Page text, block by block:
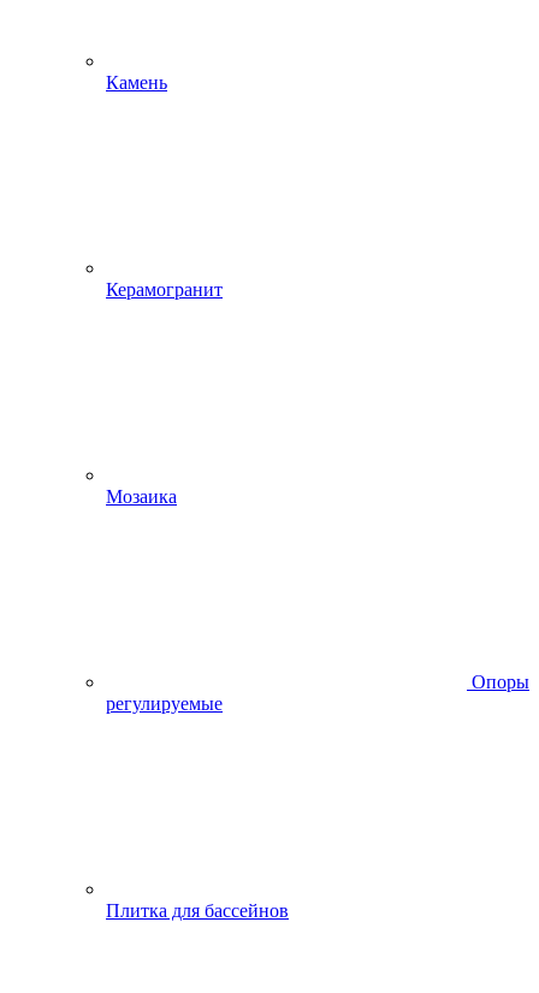
Камень
Керамогранит
Мозаика
Опоры
регулируемые
Плитка для бассейнов